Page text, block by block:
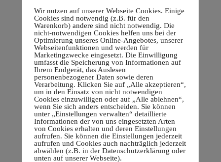
Wir nutzen auf unserer Webseite Cookies. Einige
Cookies sind notwendig (z.B. für den
Warenkorb) andere sind nicht notwendig. Die
nicht-notwendigen Cookies helfen uns bei der
Optimierung unseres Online-Angebotes, unserer
Webseitenfunktionen und werden für
Marketingzwecke eingesetzt. Die Einwilligung
umfasst die Speicherung von Informationen auf
Ihrem Endgerät, das Auslesen
personenbezogener Daten sowie deren
Verarbeitung. Klicken Sie auf „Alle akzeptieren“,
um in den Einsatz von nicht notwendigen
Cookies einzuwilligen oder auf „Alle ablehnen“,
wenn Sie sich anders entscheiden. Sie können
unter „Einstellungen verwalten“ detaillierte
Informationen der von uns eingesetzten Arten
von Cookies erhalten und deren Einstellungen
aufrufen. Sie können die Einstellungen jederzeit
aufrufen und Cookies auch nachträglich jederzeit
abwählen (z.B. in der Datenschutzerklärung oder
unten auf unserer Webseite).